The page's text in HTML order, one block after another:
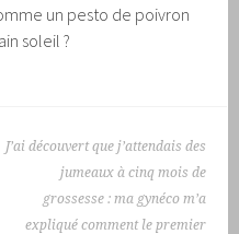
un pesto de poivron
soleil ?
J’ai découvert que j’attendais des
jumeaux à cinq mois de
grossesse : ma gynéco m’a
expliqué comment le premier